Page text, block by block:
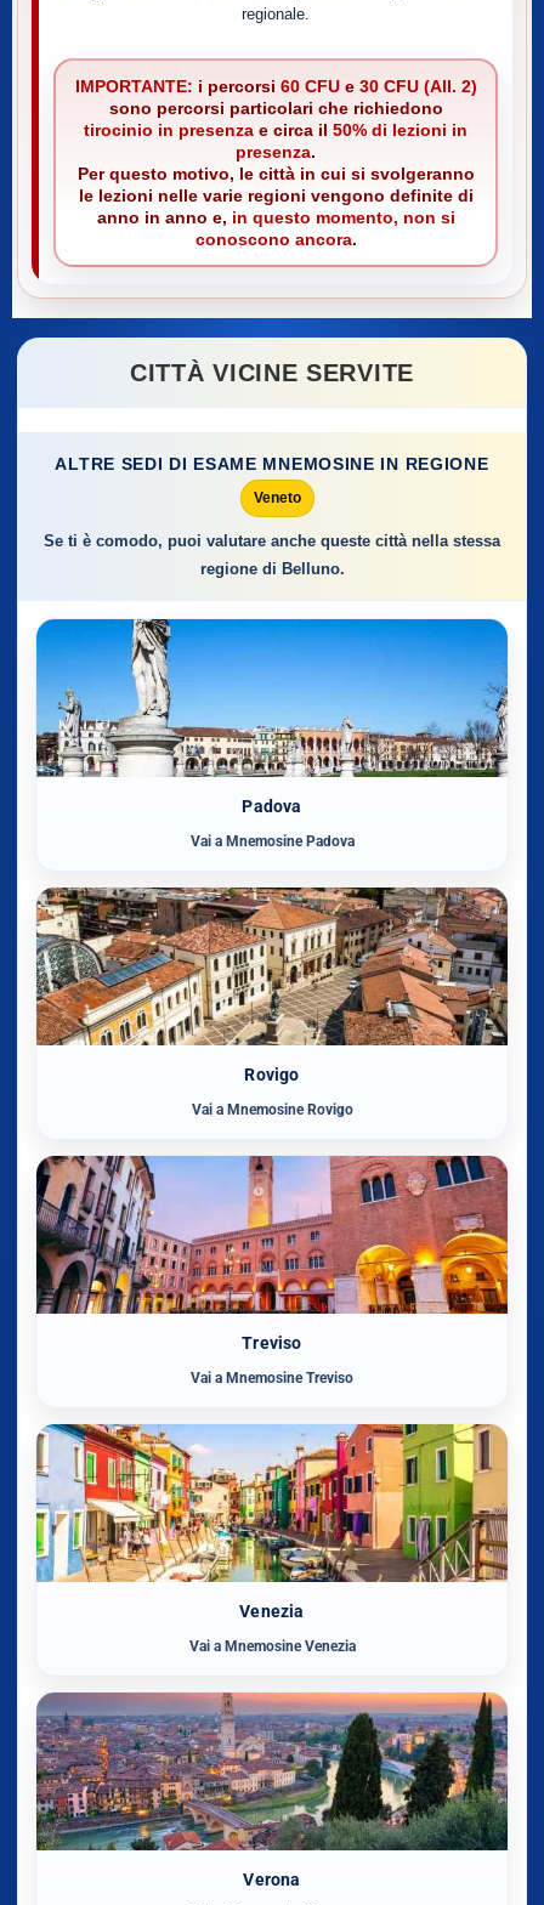
regionale.
IMPORTANTE: i percorsi 60 CFUe 30 CFU (All. 2)
sono percorsi particolari che richiedono
tirocinio in presenza e circa il 50% di lezioni in
presenza.
Per questo motivo, le città in cui si svolgeranno
le lezioni nelle varie regioni vengono definite di
anno in anno e, in questo momento, non si
conoscono ancora.
CITTÀ VICINE SERVITE
ALTRE SEDI DI ESAME MNEMOSINE IN REGIONE
Veneto
Se ti è comodo, puoi valutare anche queste città nella stessa
regione di Belluno.
Padova
Vai a Mnemosine Padova
Rovigo
Vai a Mnemosine Rovigo
Treviso
Vai a Mnemosine Treviso
Venezia
Vai a Mnemosine Venezia
Verona